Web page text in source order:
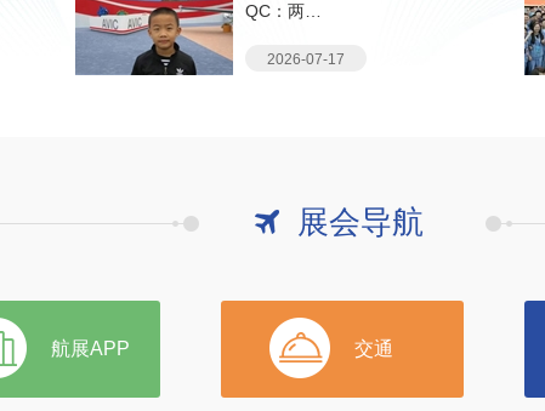
QC：两…
2026-07-17
展会导航
航展APP 交通